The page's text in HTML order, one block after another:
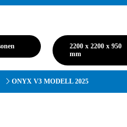
2200 x 2200 x 950
mm
ONYX V3 MODELL 2025